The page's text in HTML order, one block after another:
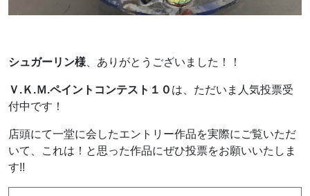
シュガーリン様 、ありがとうございました！！
Ｖ.Ｋ.Ｍ.ペイントコンテスト１０ は、ただいま人気投票受
付中です！
店頭にて一堂に会したエントリー作品を実際にご覧いただ
いて、これは！と思った作品にぜひ投票をお願いいたしま
す!!